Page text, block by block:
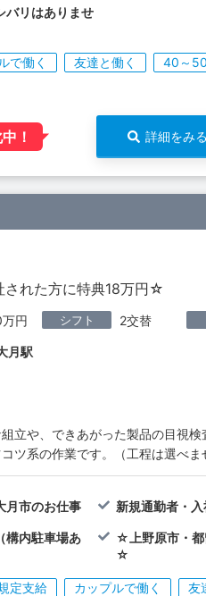
バリはありませ
で働く 友達と働く 40～
！ 詳細をみる
れた方に特典18万円☆
円 シフト 2交替
月駅
立や、できあがった製品の目視
ツ系の作業です。（工程は選べま
市のお仕事 新規通勤者・
構内駐車場あ
☆上野原市・都
☆
定支給 カップルで働く 友